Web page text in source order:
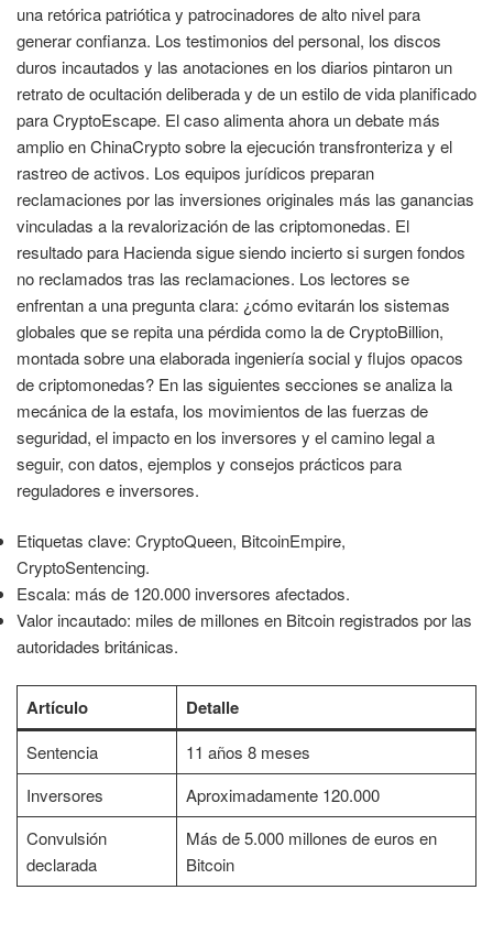
una retórica patriótica y patrocinadores de alto nivel para
generar confianza. Los testimonios del personal, los discos
duros incautados y las anotaciones en los diarios pintaron un
retrato de ocultación deliberada y de un estilo de vida planificado
para CryptoEscape. El caso alimenta ahora un debate más
amplio en ChinaCrypto sobre la ejecución transfronteriza y el
rastreo de activos. Los equipos jurídicos preparan
reclamaciones por las inversiones originales más las ganancias
vinculadas a la revalorización de las criptomonedas. El
resultado para Hacienda sigue siendo incierto si surgen fondos
no reclamados tras las reclamaciones. Los lectores se
enfrentan a una pregunta clara: ¿cómo evitarán los sistemas
globales que se repita una pérdida como la de CryptoBillion,
montada sobre una elaborada ingeniería social y flujos opacos
de criptomonedas? En las siguientes secciones se analiza la
mecánica de la estafa, los movimientos de las fuerzas de
seguridad, el impacto en los inversores y el camino legal a
seguir, con datos, ejemplos y consejos prácticos para
reguladores e inversores.
Etiquetas clave: CryptoQueen, BitcoinEmpire,
CryptoSentencing.
Escala: más de 120.000 inversores afectados.
Valor incautado: miles de millones en Bitcoin registrados por las
autoridades británicas.
Artículo Detalle
Sentencia
11 años 8 meses
Inversores
Aproximadamente 120.000
Convulsión
declarada
Más de 5.000 millones de euros en
Bitcoin